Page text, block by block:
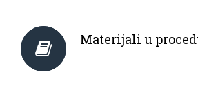
Materijali u